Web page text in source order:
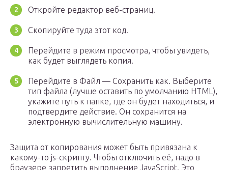
Откройте редактор веб-страниц.
Скопируйте туда этот код.
Перейдите в режим просмотра, чтобы увидеть,
как будет выглядеть копия.
Перейдите в Файл — Сохранить как. Выберите
тип файла (лучше оставить по умолчанию HTML),
укажите путь к папке, где он будет находиться, и
подтвердите действие. Он сохранится на
электронную вычислительную машину.
Защита от копирования может быть привязана к
какому-то js-скрипту. Чтобы отключить её, надо в
браузере запретить выполнение JavaScript. Это